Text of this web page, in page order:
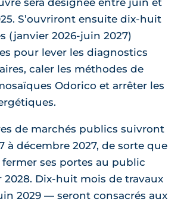
S’ouvriront ensuite dix-huit
(janvier 2026-juin 2027)
pour lever les diagnostics
caler les méthodes de
Odorico et arrêter les
de marchés publics suivront
à décembre 2027, de sorte que
fermer ses portes au public
Dix-huit mois de travaux
2029 — seront consacrés aux